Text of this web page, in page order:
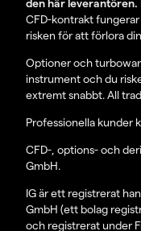
den här leverantören.
CFD-kontrakt
risken för att förlora
Optioner och
instrument och du
extremt snabbt. All
Professionella kunder
CFD-, options- och
GmbH.
IG är ett registrerat
GmbH (ett bolag
och registrerat under